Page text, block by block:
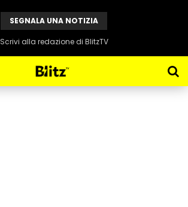
SEGNALA UNA NOTIZIA
Scrivi alla redazione di BlitzTV